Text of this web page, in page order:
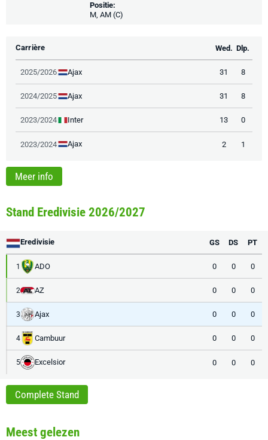
Positie:
M, AM (C)
Carrière Wed. Dlp.
2025/2026 Ajax 31 8
2024/2025 Ajax 31 8
2023/2024 Inter 13 0
2023/2024 Ajax 2 1
Meer info
Stand Eredivisie 2026/2027
Eredivisie GS DS PT
1 ADO 0 0 0
2 AZ 0 0 0
3 Ajax 0 0 0
4 Cambuur 0 0 0
5 Excelsior 0 0 0
Complete Stand
Meest gelezen